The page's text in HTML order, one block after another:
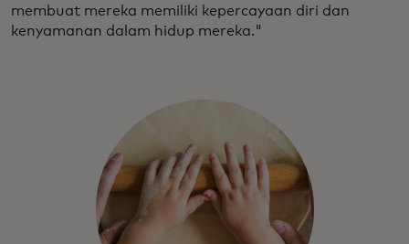
membuat mereka memiliki kepercayaan diri dan
kenyamanan dalam hidup mereka."